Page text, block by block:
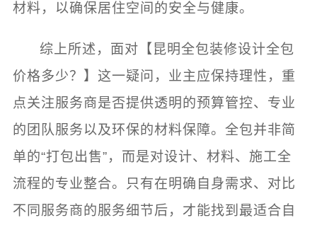
材料，以确保居住空间的安全与健康。
综上所述，面对【昆明全包装修设计全包
价格多少？】这一疑问，业主应保持理性，重
点关注服务商是否提供透明的预算管控、专业
的团队服务以及环保的材料保障。全包并非简
单的“打包出售”，而是对设计、材料、施工全
流程的专业整合。只有在明确自身需求、对比
不同服务商的服务细节后，才能找到最适合自